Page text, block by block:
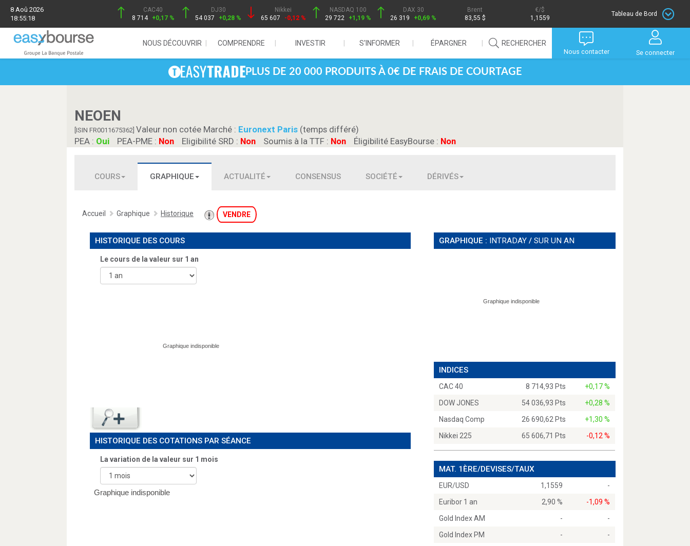
8 Aoû 2026
18:55:18
CAC40
8 714 +0,17 %
DJ30
54 037
+0,28 %
Nikkei
65 607
-0,12 %
NASDAQ 100
29 722
+1,19 %
DAX 30
26 319
+0,69 %
Brent
83,55 $
/$
1,1559
Tableau de Bord
NOUS DÉCOUVRIR COMPRENDRE INVESTIR S'INFORMER ÉPARGNER RECHERCHER
Nous contacter Se connecter
PLUS DE 20 000 PRODUITS À 0€ DE FRAIS DE COURTAGE
NEOEN
[ISIN FR0011675362] Valeur non cotée Marché : Euronext Paris (temps différé)
PEA : Oui PEA-PME : Non Eligibilité SRD : Non Soumis à la TTF : Non Éligibilité EasyBourse : Non
COURS GRAPHIQUE ACTUALITÉ CONSENSUS SOCIÉTÉ DÉRIVÉS
Accueil Graphique Historique VENDRE
HISTORIQUE DES COURS
Le cours de la valeur sur 1 an
HISTORIQUE DES COTATIONS PAR SÉANCE
La variation de la valeur sur 1 mois
GRAPHIQUE : INTRADAY /SUR UN AN
INDICES
CAC 40 8 714,93 Pts
+0,17 %
DOW JONES
54 036,93 Pts
+0,28 %
Nasdaq Comp
26 690,62 Pts
+1,30 %
Nikkei 225
65 606,71 Pts -0,12 %
MAT. 1ÈRE/DEVISES/TAUX
EUR/USD 1,1559
-
Euribor 1 an
2,90 %
-1,09 %
Gold Index AM
-
-
Gold Index PM
-
-